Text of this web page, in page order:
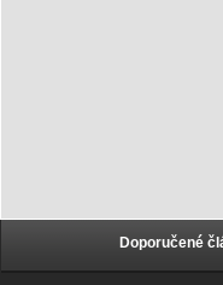
Doporučené